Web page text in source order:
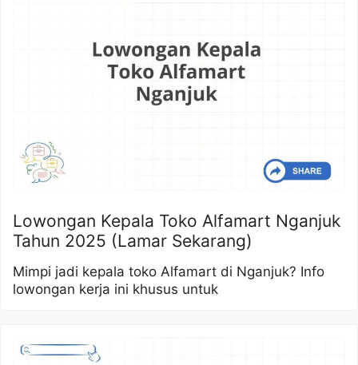
Lowongan Kepala Toko Alfamart Nganjuk
Tahun 2025 (Lamar Sekarang)
Mimpi jadi kepala toko Alfamart di Nganjuk? Info
lowongan kerja ini khusus untuk